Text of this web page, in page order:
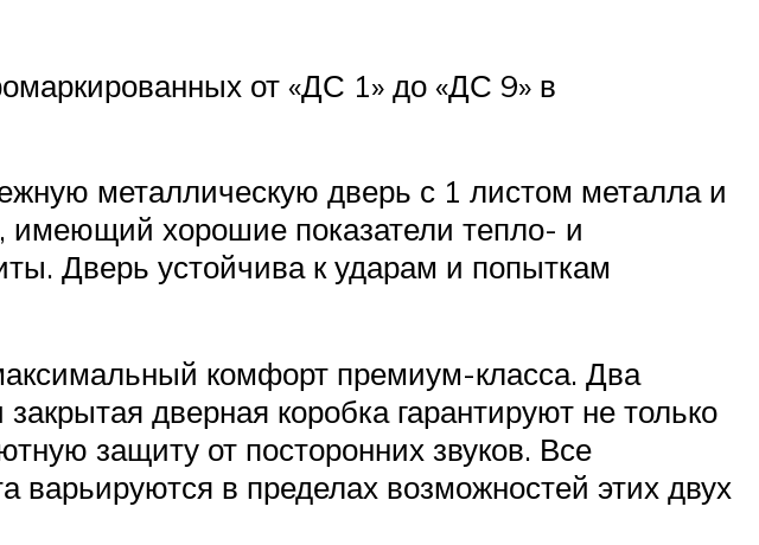
от «ДС 1» до «ДС 9» в
металлическую дверь с 1 листом металла и
хорошие показатели тепло- и
Дверь устойчива к ударам и попыткам
комфорт премиум-класса. Два
дверная коробка гарантируют не только
защиту от посторонних звуков. Все
в пределах возможностей этих двух